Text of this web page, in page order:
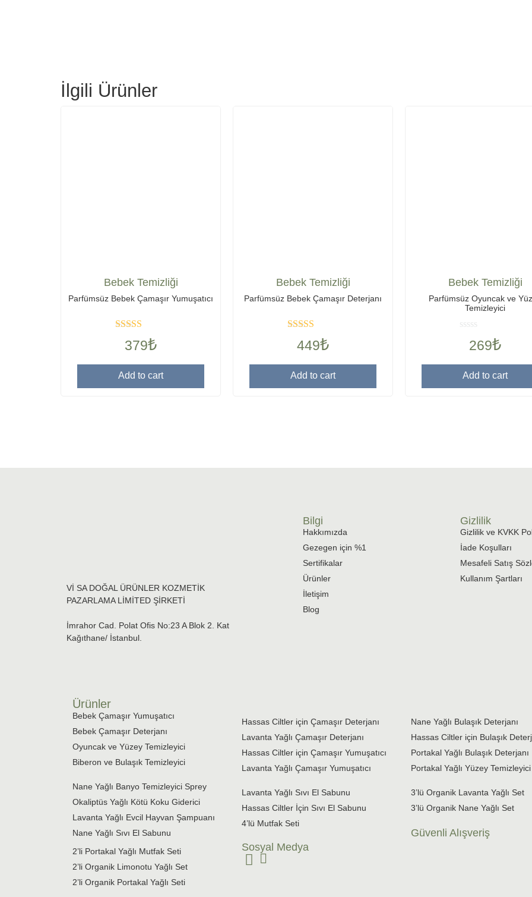
İlgili Ürünler
Bebek Temizliği
Parfümsüz Bebek Çamaşır Yumuşatıcı
379₺
Add to cart
out
of 5
Bebek Temizliği
Parfümsüz Bebek Çamaşır Deterjanı
449₺
Add to cart
out
of 5
Bebek Temizliği
Parfümsüz Oyuncak ve
Temizleyici
269₺
Add to cart
of
5
Vİ SA DOĞAL ÜRÜNLER KOZMETİK
PAZARLAMA LİMİTED ŞİRKETİ
İmrahor Cad. Polat Ofis No:23 A Blok 2. Kat
Kağıthane/ İstanbul.
Bilgi
Hakkımızda
Gezegen için %1
Sertifikalar
Ürünler
İletişim
Blog
Gizlilik
Gizlilik ve KVKK
İade Koşulları
Mesafeli Satış
Kullanım Şartları
Ürünler
Bebek Çamaşır Yumuşatıcı
Bebek Çamaşır Deterjanı
Oyuncak ve Yüzey Temizleyici
Biberon ve Bulaşık Temizleyici
Nane Yağlı Banyo Temizleyici Sprey
Okaliptüs Yağlı Kötü Koku Giderici
Lavanta Yağlı Evcil Hayvan Şampuanı
Nane Yağlı Sıvı El Sabunu
2’li Portakal Yağlı Mutfak Seti
2’li Organik Limonotu Yağlı Set
2’li Organik Portakal Yağlı Seti
Hassas Ciltler için Çamaşır Deterjanı
Lavanta Yağlı Çamaşır Deterjanı
Hassas Ciltler için Çamaşır Yumuşatıcı
Lavanta Yağlı Çamaşır Yumuşatıcı
Lavanta Yağlı Sıvı El Sabunu
Hassas Ciltler İçin Sıvı El Sabunu
4’lü Mutfak Seti
Sosyal Medya
Nane Yağlı Bulaşık Deterjanı
Hassas Ciltler için Bulaşık
Portakal Yağlı Bulaşık Deterjanı
Portakal Yağlı Yüzey Temizleyici
3’lü Organik Lavanta Yağlı Set
3’lü Organik Nane Yağlı Set
Güvenli Alışveriş